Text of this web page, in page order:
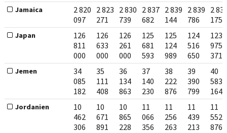
Jamaica
2 820
097
2 823
271
2 830
739
2 837
682
2 839
144
2 839
786
2
175
Japan
126
811
000
126
633
000
126
261
000
125
681
593
125
124
989
124
516
650
123
975
371
Jemen
34
085
182
35
111
408
36
134
863
37
140
230
38
222
876
39
390
799
40
583
164
Jordanien
10
462
306
10
671
891
10
865
228
11
066
356
11
256
263
11
439
213
11
552
876